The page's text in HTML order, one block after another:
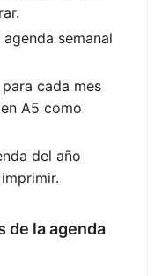
semanal
cada mes
A5 como
del año
de la agenda